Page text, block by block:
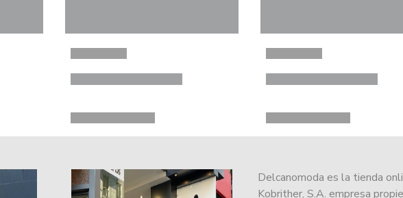
Delcanomoda es la tienda
Kobrither, S.A. empresa